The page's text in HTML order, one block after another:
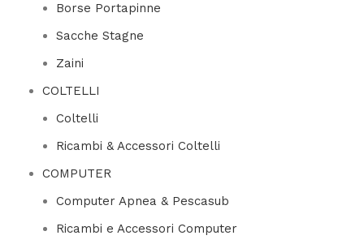
Borse Portapinne
Sacche Stagne
Zaini
COLTELLI
Coltelli
Ricambi & Accessori Coltelli
COMPUTER
Computer Apnea & Pescasub
Ricambi e Accessori Computer